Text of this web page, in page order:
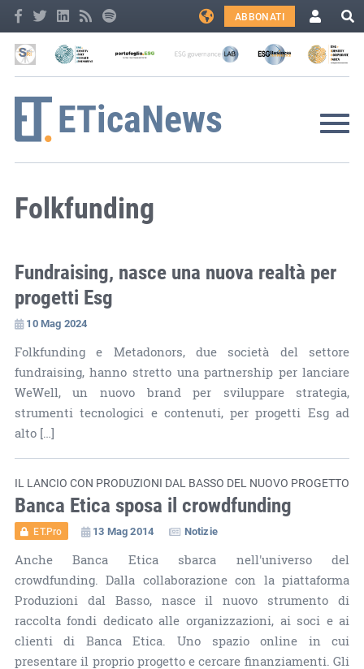
ABBONATI
Folkfunding
Fundraising, nasce una nuova realtà per
progetti Esg
10 Mag 2024
Folkfunding e Metadonors, due società del settore
fundraising, hanno stretto una partnership per lanciare
WeWell, un nuovo brand per sviluppare strategia,
strumenti tecnologici e contenuti, per progetti Esg ad
alto […]
IL LANCIO CON PRODUZIONI DAL BASSO DEL NUOVO PROGETTO
Banca Etica sposa il crowdfunding
ET.Pro 13 Mag 2014 Notizie
Anche Banca Etica sbarca nell'universo del
crowdfunding. Dalla collaborazione con la piattaforma
Produzioni dal Basso, nasce il nuovo strumento di
raccolta fondi dedicato alle organizzazioni, ai soci e ai
clienti di Banca Etica. Uno spazio online in cui
presentare il proprio progetto e cercare finanziamenti. Gli